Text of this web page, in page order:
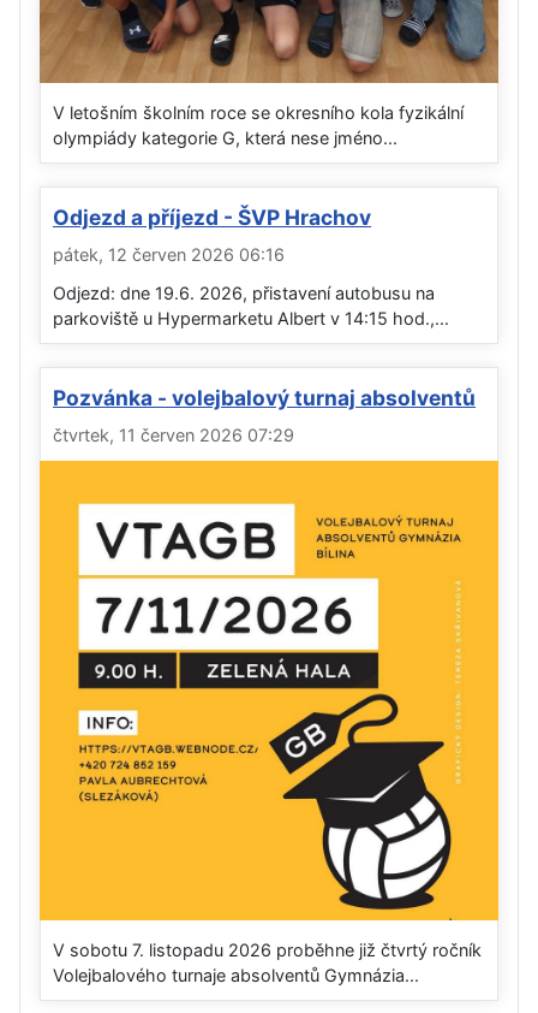
V letošním školním roce se okresního kola fyzikální
olympiády kategorie G, která nese jméno...
Odjezd a příjezd - ŠVP Hrachov
pátek, 12 červen 2026 06:16
Odjezd: dne 19.6. 2026, přistavení autobusu na
parkoviště u Hypermarketu Albert v 14:15 hod.,...
Pozvánka - volejbalový turnaj absolventů
čtvrtek, 11 červen 2026 07:29
V sobotu 7. listopadu 2026 proběhne již čtvrtý ročník
Volejbalového turnaje absolventů Gymnázia...